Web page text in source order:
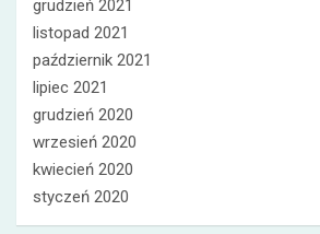
grudzień 2021
listopad 2021
październik 2021
lipiec 2021
grudzień 2020
wrzesień 2020
kwiecień 2020
styczeń 2020